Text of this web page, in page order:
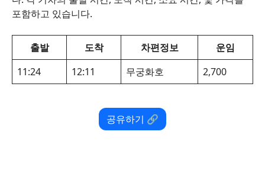
포함하고 있습니다.
출발 도착 차편정보
운임
11:24
12:11 무궁화호 2,700
공유하기 🔗